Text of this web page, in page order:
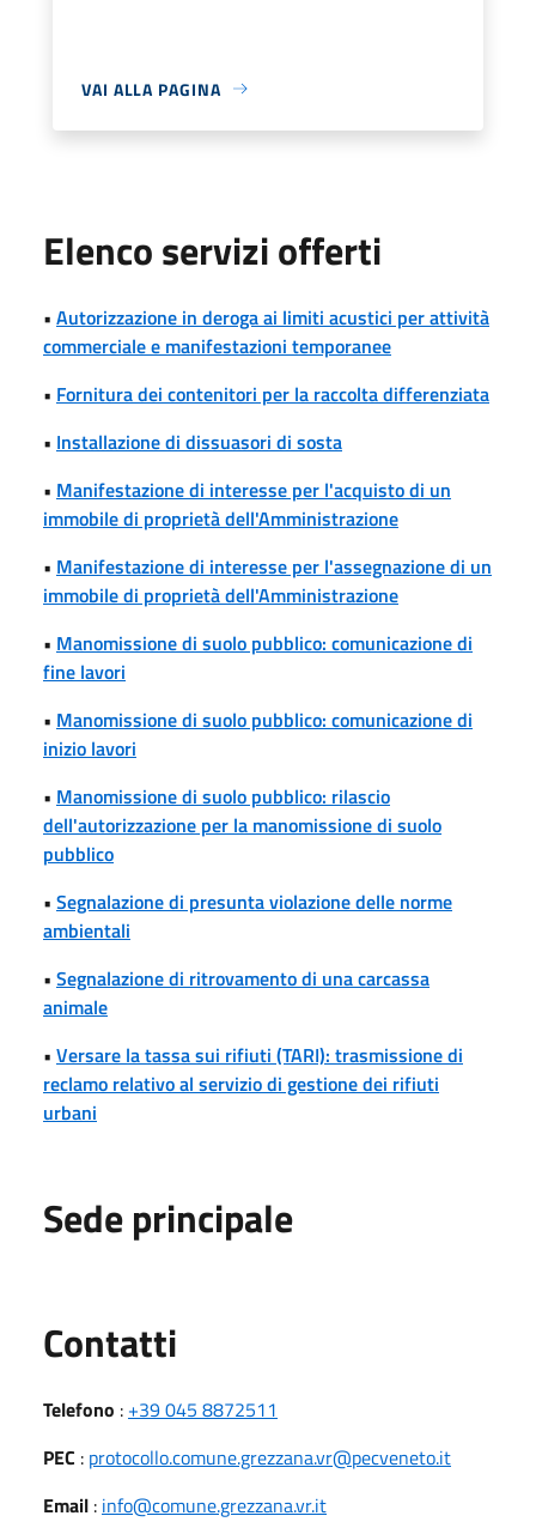
VAI ALLA PAGINA
Elenco servizi offerti
• Autorizzazione in deroga ai limiti acustici per attività
commerciale e manifestazioni temporanee
• Fornitura dei contenitori per la raccolta differenziata
• Installazione di dissuasori di sosta
• Manifestazione di interesse per l'acquisto di un
immobile di proprietà dell'Amministrazione
• Manifestazione di interesse per l'assegnazione di un
immobile di proprietà dell'Amministrazione
• Manomissione di suolo pubblico: comunicazione di
fine lavori
• Manomissione di suolo pubblico: comunicazione di
inizio lavori
• Manomissione di suolo pubblico: rilascio
dell'autorizzazione per la manomissione di suolo
pubblico
• Segnalazione di presunta violazione delle norme
ambientali
• Segnalazione di ritrovamento di una carcassa
animale
• Versare la tassa sui rifiuti (TARI): trasmissione di
reclamo relativo al servizio di gestione dei rifiuti
urbani
Sede principale
Contatti
Telefono : +39 045 8872511
PEC : protocollo.comune.grezzana.vr@pecveneto.it
Email : info@comune.grezzana.vr.it